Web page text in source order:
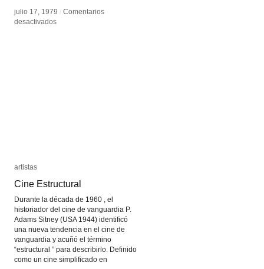
julio 17, 1979 / Comentarios
desactivadosen
julio 17, 1979 / Comentarios
desactivadosen
artistas
Cine Estructural
Durante la década de 1960 , el
historiador del cine de vanguardia P.
Adams Sitney (USA 1944) identificó
una nueva tendencia en el cine de
vanguardia y acuñó el término
“estructural ” para describirlo. Definido
como un cine simplificado en
artistas
Cine Estructural